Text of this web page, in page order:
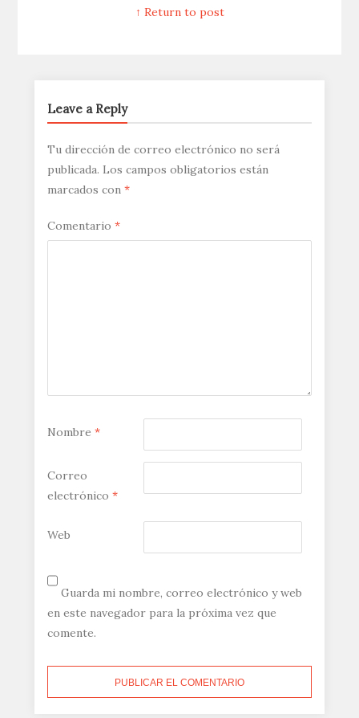
↑ Return to post
Leave a Reply
Tu dirección de correo electrónico no será
publicada. Los campos obligatorios están
marcados con *
Comentario *
Nombre *
Correo
electrónico *
Web
Guarda mi nombre, correo electrónico y web
en este navegador para la próxima vez que
comente.